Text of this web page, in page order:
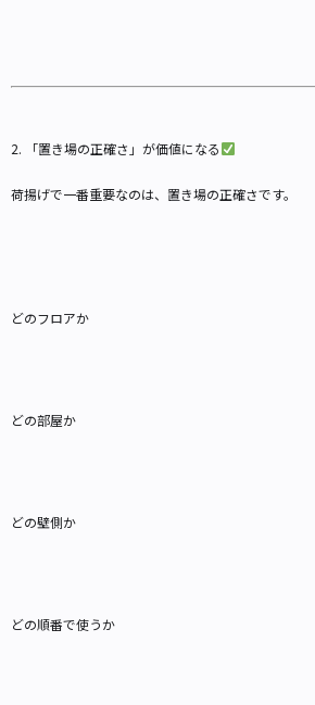
2. 「置き場の正確さ」が価値になる
荷揚げで一番重要なのは、置き場の正確さです。
どのフロアか
どの部屋か
どの壁側か
どの順番で使うか